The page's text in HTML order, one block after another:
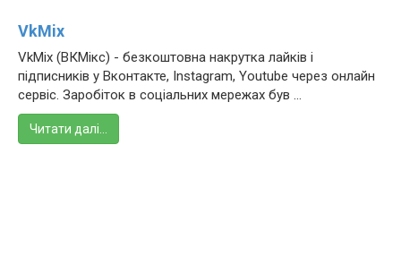
VkMix
VkMix (ВКМікс) - безкоштовна накрутка лайків і
підписників у Вконтакте, Instagram, Youtube через онлайн
сервіс. Заробіток в соціальних мережах був ...
Читати далі…